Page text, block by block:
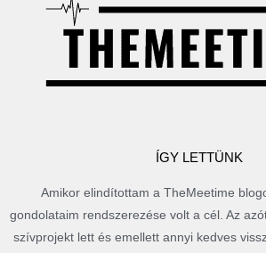
ÍGY LETTÜNK
Amikor elindítottam a TheMeetime
gondolataim rendszerezése volt a cél. Az
szívprojekt lett és emellett annyi kedves